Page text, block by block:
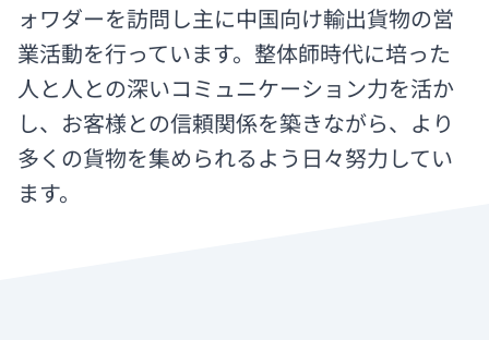
ォワダーを訪問し主に中国向け輸出貨物の営
業活動を行っています。整体師時代に培った
人と人との深いコミュニケーション力を活か
し、お客様との信頼関係を築きながら、より
多くの貨物を集められるよう日々努力してい
ます。